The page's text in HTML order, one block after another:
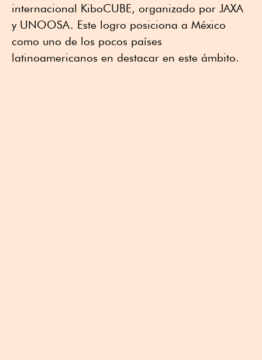
internacional KiboCUBE, organizado por JAXA
y UNOOSA. Este logro posiciona a México
como uno de los pocos países
latinoamericanos en destacar en este ámbito.